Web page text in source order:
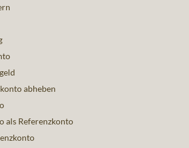
abheben
als Referenzkonto